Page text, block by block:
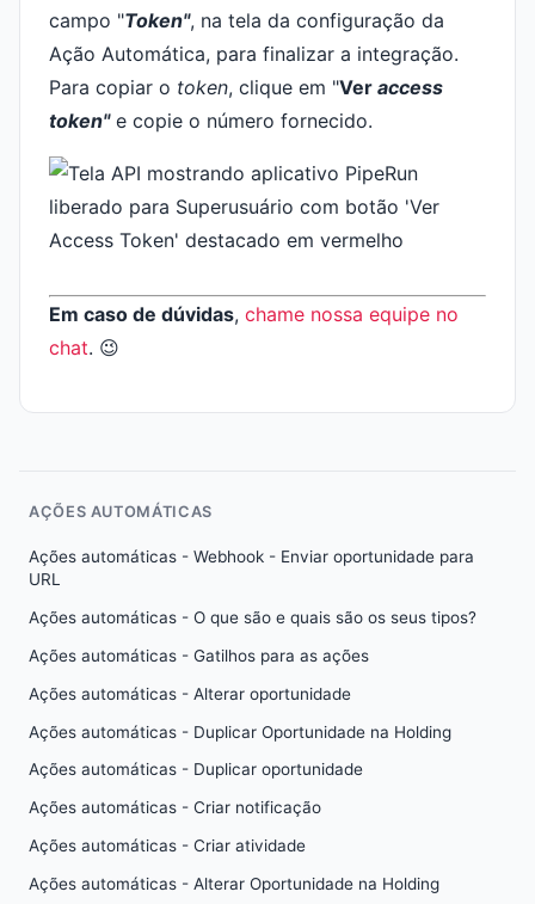
campo "Token", na tela da configuração da
Ação Automática, para finalizar a integração.
Para copiar o token, clique em "Ver access
token"e copie o número fornecido.
Em caso de dúvidas, chame nossa equipe no
chat. 😉
AÇÕES AUTOMÁTICAS
Ações automáticas - Webhook - Enviar oportunidade para
URL
Ações automáticas - O que são e quais são os seus tipos?
Ações automáticas - Gatilhos para as ações
Ações automáticas - Alterar oportunidade
Ações automáticas - Duplicar Oportunidade na Holding
Ações automáticas - Duplicar oportunidade
Ações automáticas - Criar notificação
Ações automáticas - Criar atividade
Ações automáticas - Alterar Oportunidade na Holding